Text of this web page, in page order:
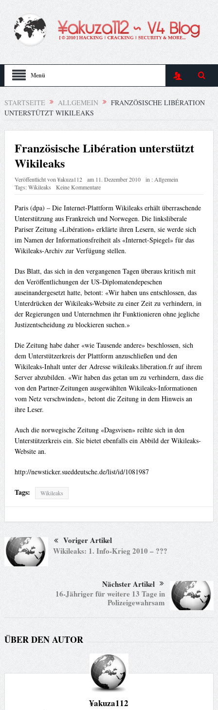
Menü
STARTSEITE ALLGEMEIN
FRANZÖSISCHE LIBÉRATION
UNTERSTÜTZT WIKILEAKS
Französische Libération unterstützt
Wikileaks
Veröffentlicht von¥akuza112 am 11. Dezember 2010 in : Allgemein
Tags:Wikileaks Keine Kommentare
Paris (dpa) – Die Internet-Plattform Wikileaks erhält überraschende
Unterstützung aus Frankreich und Norwegen. Die linksliberale
Pariser Zeitung «Libération» erklärte ihren Lesern, sie werde sich
im Namen der Informationsfreiheit als «Internet-Spiegel» für das
Wikileaks-Archiv zur Verfügung stellen.
Das Blatt, das sich in den vergangenen Tagen überaus kritisch mit
den Veröffentlichungen der US-Diplomatendepeschen
auseinandergesetzt hatte, betont: «Wir haben uns entschlossen, das
Unterdrücken der Wikileaks-Website zu einer Zeit zu verhindern, in
der Regierungen und Unternehmen ihr Funktionieren ohne jegliche
Justizentscheidung zu blockieren suchen.»
Die Zeitung habe daher «wie Tausende andere» beschlossen, sich
dem Unterstützerkreis der Plattform anzuschließen und den
Wikileaks-Inhalt unter der Adresse wikileaks.liberation.fr auf ihrem
Server abzubilden. «Wir haben das getan um zu verhindern, dass die
von den Partner-Zeitungen ausgewählten Wikileaks-Informationen
vom Netz verschwinden», betont die Zeitung in dem Hinweis an
ihre Leser.
Auch die norwegische Zeitung «Dagsvisen» reihte sich in den
Unterstützerkreis ein. Sie bietet ebenfalls ein Abbild der Wikileaks-
Website an.
http://newsticker.sueddeutsche.de/list/id/1081987
Tags: Wikileaks
Voriger Artikel
Wikileaks: 1. Info-Krieg 2010 – ???
Nächster Artikel
16-Jähriger für weitere 13 Tage in
Polizeigewahrsam
ÜBER DEN AUTOR
¥akuza112